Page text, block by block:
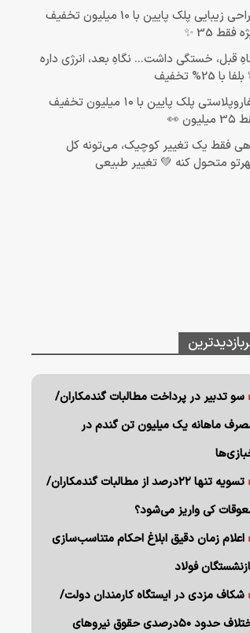
جراحی زیبایی پلک پایین با 10 میلیون تخفیف
فقط 35 ✨
قبل، خستگی داشت... نگاهِ بعد، انرژی داره
با 25% تخفیف
بلفاروپلاستی پلک پایین با ۱۰ میلیون تخفیف
👀
فقط یک تغییر کوچیک، می‌تونه کل
متحول کنه 💚 تغییر طبیعی
سو تدبیر در پرداخت مطالبات گندمکاران/
ماهانه یک میلیون تن گندم در
تسویه تنها ۲۲درصد از مطالبات گندمکاران/
کی واریز می‌شود؟
اعلام زمان دقیق ابلاغ احکام متناسب‌سازی
فولاد
شکاف مزدی در ایستگاه کارمندان دولت/
اختلاف حدود ۵۰درصدی حقوق نیروهای